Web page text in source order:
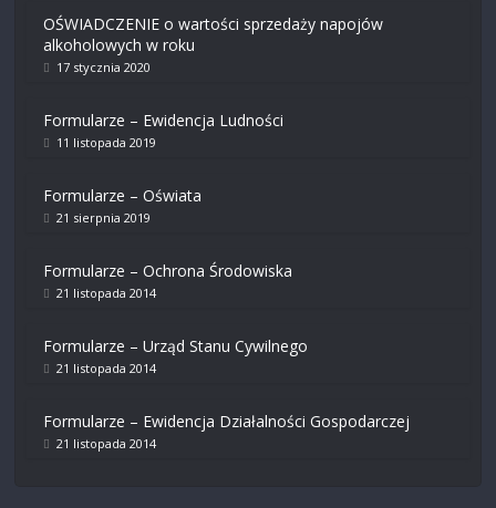
OŚWIADCZENIE o wartości sprzedaży napojów
alkoholowych w roku
17 stycznia 2020
Formularze – Ewidencja Ludności
11 listopada 2019
Formularze – Oświata
21 sierpnia 2019
Formularze – Ochrona Środowiska
21 listopada 2014
Formularze – Urząd Stanu Cywilnego
21 listopada 2014
Formularze – Ewidencja Działalności Gospodarczej
21 listopada 2014